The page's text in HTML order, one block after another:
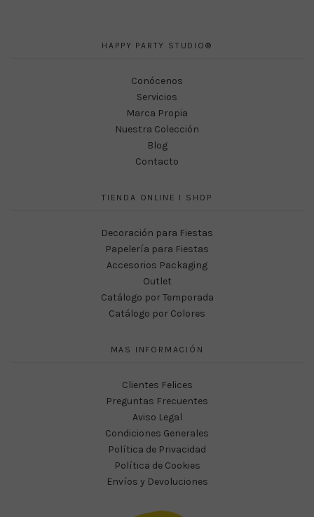
HAPPY PARTY STUDIO®
Conócenos
Servicios
Marca Propia
Nuestra Colección
Blog
Contacto
TIENDA ONLINE I SHOP
Decoración para Fiestas
Papelería para Fiestas
Accesorios Packaging
Outlet
Catálogo por Temporada
Catálogo por Colores
MAS INFORMACIÓN
Clientes Felices
Preguntas Frecuentes
Aviso Legal
Condiciones Generales
Política de Privacidad
Política de Cookies
Envíos y Devoluciones